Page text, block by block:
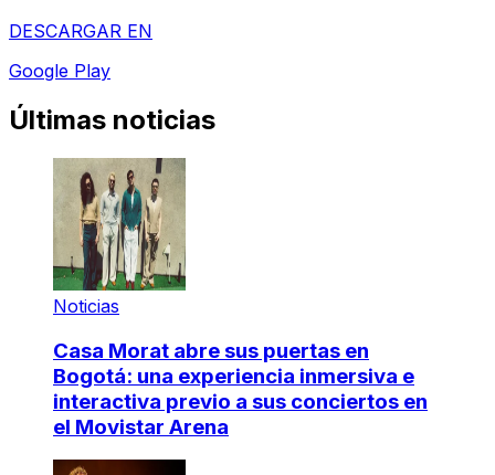
DESCARGAR EN
Google Play
Últimas noticias
Noticias
Casa Morat abre sus puertas en
Bogotá: una experiencia inmersiva e
interactiva previo a sus conciertos en
el Movistar Arena